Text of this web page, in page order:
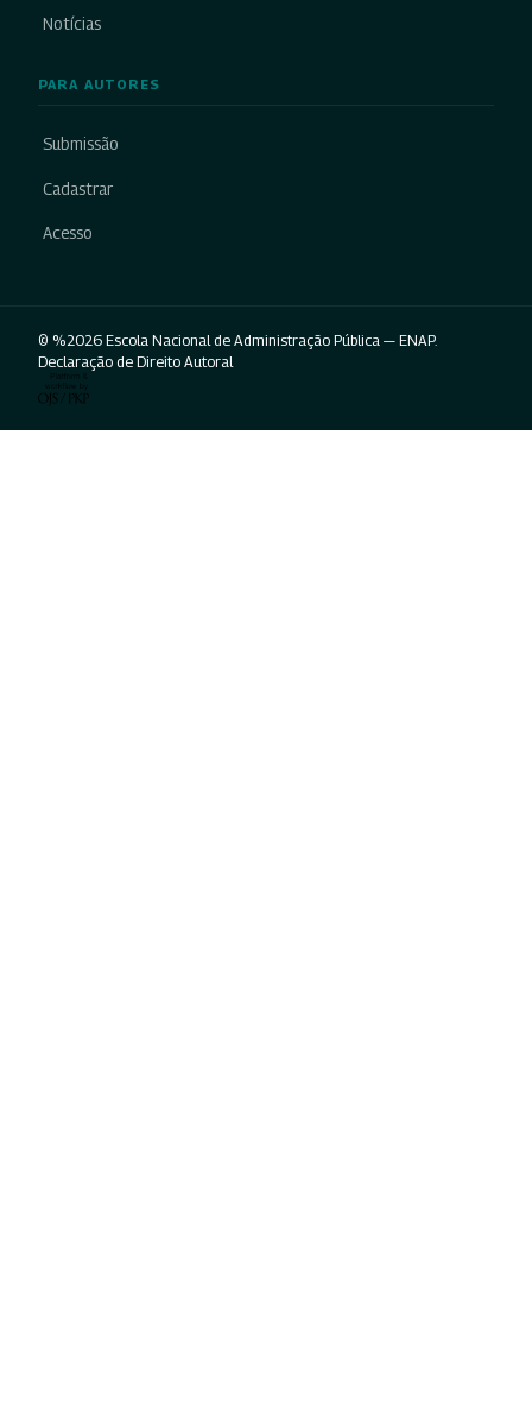
Notícias
PARA AUTORES
Submissão
Cadastrar
Acesso
© %2026 Escola Nacional de Administração Pública — ENAP.
Declaração de Direito Autoral